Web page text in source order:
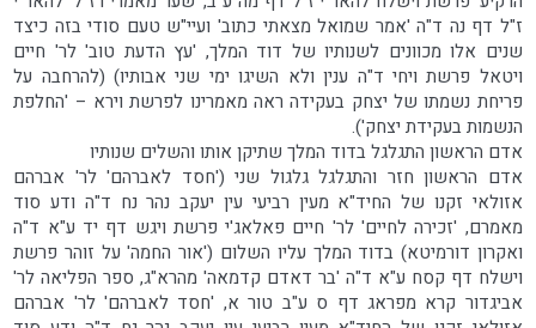
ז"ל דף נה ד"ה 'אמר שמואל מצאתי כתוב' ועיי"ש טעם סודי בזה כיצד
שנים אלו מכוונים לשנותיו של דוד המלך, 'עץ הדעת טוב' לר' חיים
ויטאל פרשת ויחי ד"ה ענין ולא השיגו ימי שני אבותיו) (להרחבה על
פריחת נשמתו של יצחק בעקידה ראה מאמרינו לפרשת וירא – 'החלפת
הנשמות בעקידת יצחק').
אדם הראשון התגלגל בדוד המלך שתיקן אותו והשלים שנותיו
אדם הראשון חזר והתגלגל גלגול שני ('חסד לאברהם' לר' אברהם
אזולאי זקנו של החיד"א מעין רביעי עין יעקב נהר נח ד"ה ודע סוד
מאמרם, 'זכירה לחיים' לר' חיים פאלאג'י פרשת ויגש דף יד ע"א ד"ה
ואקרון דורמיטא) בדוד המלך עליו השלום ('אור החמה' על זוהר פרשת
וישלח דף קסח ע"א ד"ה 'בר דאדם קדמאה' מהרא"ג, ספר הפליאה לר'
אביגדור קרא מפראג דף ס ע"ב טור א, 'חסד לאברהם' לר' אברהם